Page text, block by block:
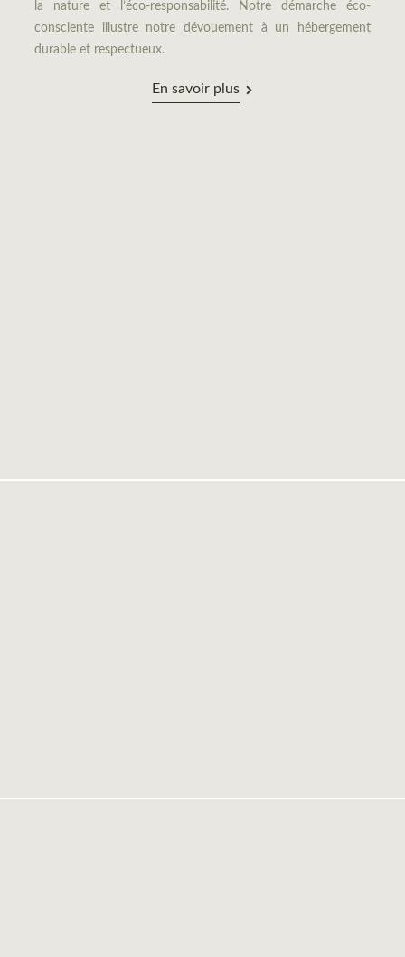
la nature et l’éco-responsabilité. Notre démarche éco-
consciente illustre notre dévouement à un hébergement
durable et respectueux.
En savoir plus